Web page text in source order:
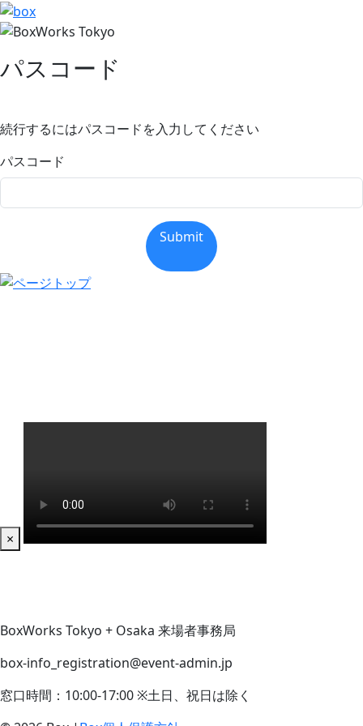
パスコード
続行するにはパスコードを入力してください
パスコード
Submit
BoxWorks Tokyo + Osaka 来場者事務局
box-info_registration@event-admin.jp
窓口時間：10:00-17:00 ※土日、祝日は除く
×